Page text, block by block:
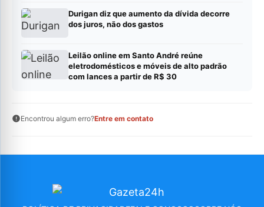
Durigan diz que aumento da dívida decorre
dos juros, não dos gastos
Leilão online em Santo André reúne
eletrodomésticos e móveis de alto padrão
com lances a partir de R$ 30
Encontrou algum erro?Entre em contato